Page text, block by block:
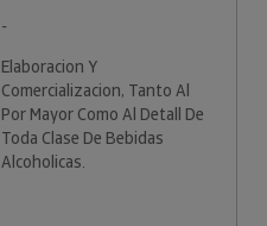
-
Elaboracion Y
Comercializacion, Tanto Al
Por Mayor Como Al Detall De
Toda Clase De Bebidas
Alcoholicas.